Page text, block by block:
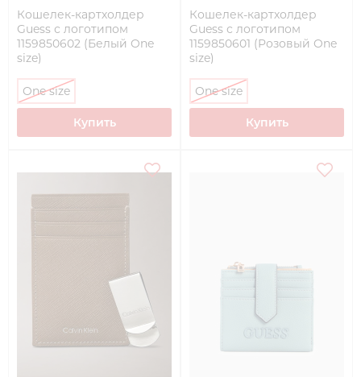
Кошелек-картхолдер
Guess с логотипом
1159850602 (Белый One
size)
One size
Купить
Кошелек-картхолдер
Guess с логотипом
1159850601 (Розовый One
size)
One size
Купить